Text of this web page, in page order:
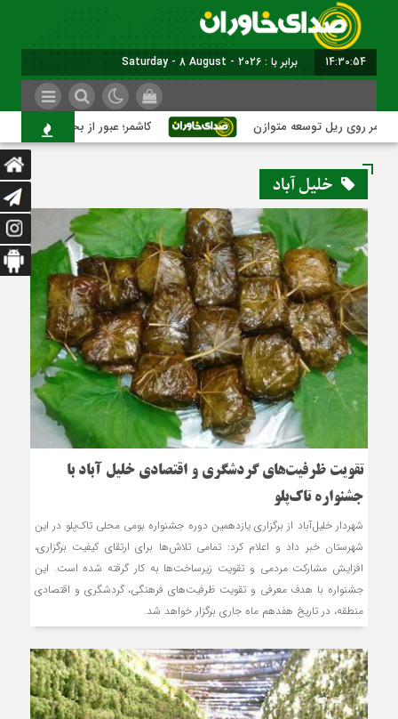
14:30:55 برابر با : Saturday - 8 August - 2026
ریل توسعه متوازن کاشمر؛ عبور از بحران‌های شهری با نقشه
خلیل آباد
تقویت ظرفیت‌های گردشگری و اقتصادی خلیل آباد با
جشنواره تاک‌پلو
شهردار خلیل‌آباد از برگزاری یازدهمین دوره جشنواره بومی محلی تاک‌پلو در این
شهرستان خبر داد و اعلام کرد: تمامی تلاش‌ها برای ارتقای کیفیت برگزاری،
افزایش مشارکت مردمی و تقویت زیرساخت‌ها به کار گرفته شده است. این
جشنواره با هدف معرفی و تقویت ظرفیت‌های فرهنگی، گردشگری و اقتصادی
منطقه، در تاریخ هفدهم ماه جاری برگزار خواهد شد.